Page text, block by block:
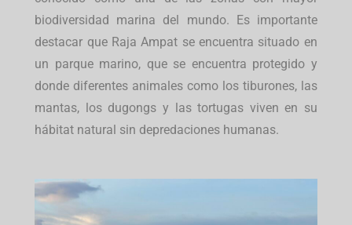
biodiversidad marina del mundo. Es importante
destacar que Raja Ampat se encuentra situado en
un parque marino, que se encuentra protegido y
donde diferentes animales como los tiburones, las
mantas, los dugongs y las tortugas viven en su
hábitat natural sin depredaciones humanas.